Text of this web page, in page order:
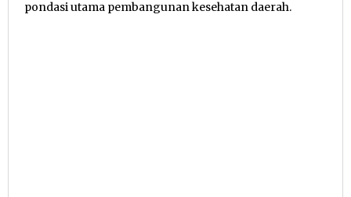
pondasi utama pembangunan kesehatan daerah.